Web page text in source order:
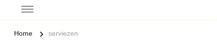
Home serviezen